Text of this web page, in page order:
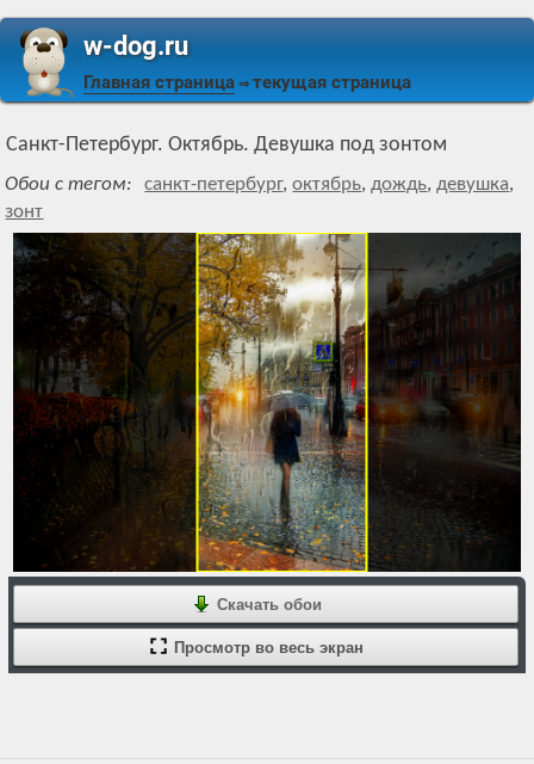
w-dog.ru
Главная страница ⇒ текущая страница
Санкт-Петербург. Октябрь. Девушка под зонтом
Обои с тегом: санкт-петербург,октябрь,дождь,девушка,
зонт
Скачать обои
Просмотр во весь экран